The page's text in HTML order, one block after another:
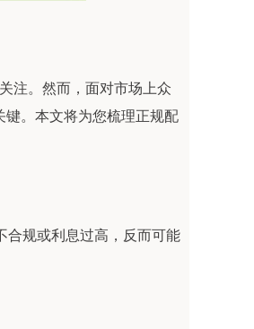
注。然而，面对市场上众
。本文将为您梳理正规配
规或利息过高，反而可能